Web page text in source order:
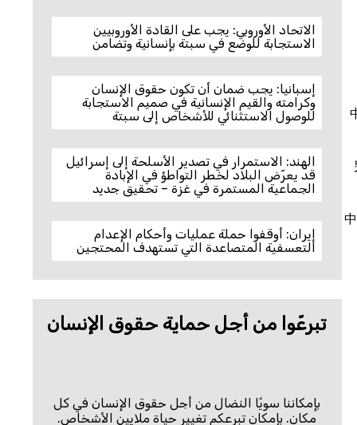
الاتحاد الأوروبي: يجب على القادة الأوروبيين
الاستجابة للوضع في سبتة بإنسانية وتضامن
إسبانيا: يجب ضمان أن تكون حقوق الإنسان
وكرامته والقيم الإنسانية في صميم الاستجابة
للوصول الاستثنائي للأشخاص إلى سبتة
الهند: الاستمرار في تصدير الأسلحة إلى إسرائيل
قد يعرّض البلاد لخطر التواطؤ في الإبادة
الجماعية المستمرة في غزة – تحقيق جديد
إيران: أوقفوا حملة عمليات وأحكام الإعدام
التعسفية المتصاعدة التي تستهدف المحتجين
تبرعّوا من أجل حماية حقوق الإنسان
بإمكاننا سويًا النضال من أجل حقوق الإنسان في كل
مكان. بإمكان تبرعكم تغيير حياة ملايين الأشخاص.